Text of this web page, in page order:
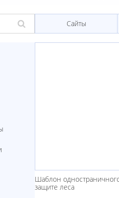
Сайты
Шаблон
защите леса